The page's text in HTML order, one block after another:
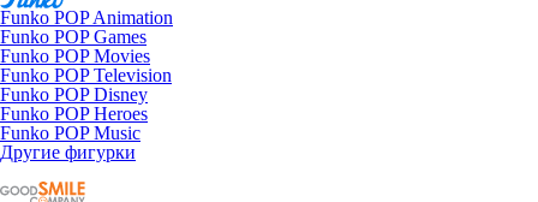
Funko POP Animation
Funko POP Games
Funko POP Movies
Funko POP Television
Funko POP Disney
Funko POP Heroes
Funko POP Music
Другие фигурки